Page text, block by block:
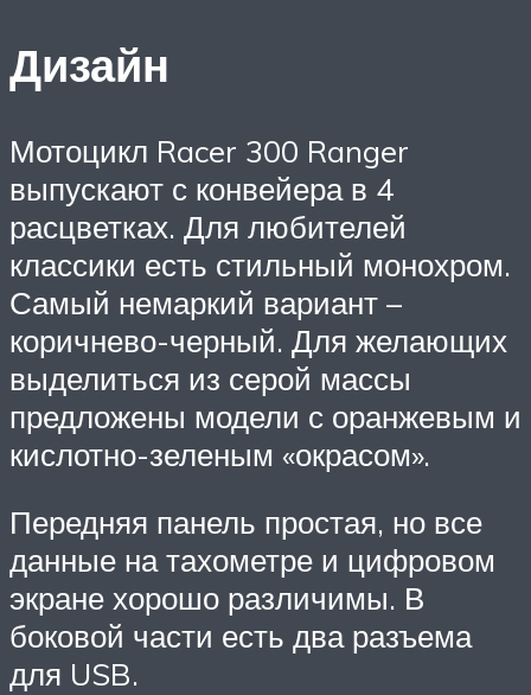
Дизайн
Мотоцикл Racer 300 Ranger
выпускают с конвейера в 4
расцветках. Для любителей
классики есть стильный монохром.
Самый немаркий вариант –
коричнево-черный. Для желающих
выделиться из серой массы
предложены модели с оранжевым и
кислотно-зеленым «окрасом».
Передняя панель простая, но все
данные на тахометре и цифровом
экране хорошо различимы. В
боковой части есть два разъема
для USB.